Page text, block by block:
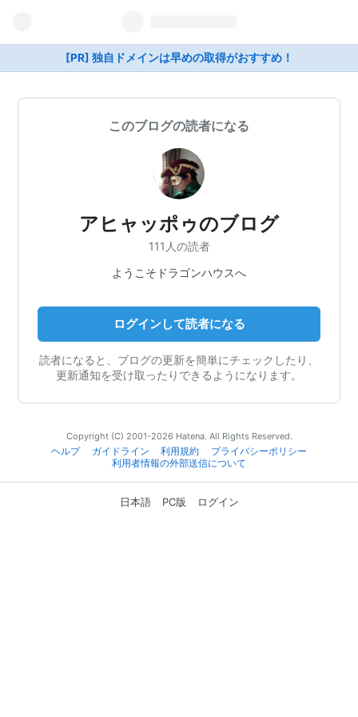
[PR] 独自ドメインは早めの取得がおすすめ！
このブログの読者になる
アヒャッポゥのブログ
111人の読者
ようこそドラゴンハウスへ
ログインして読者になる
読者になると、ブログの更新を簡単にチェックしたり、
更新通知を受け取ったりできるようになります。
Copyright (C) 2001-2026 Hatena. All Rights Reserved.
ヘルプ
ガイドライン 利用規約
プライバシーポリシー
利用者情報の外部送信について
日本語 PC版 ログイン